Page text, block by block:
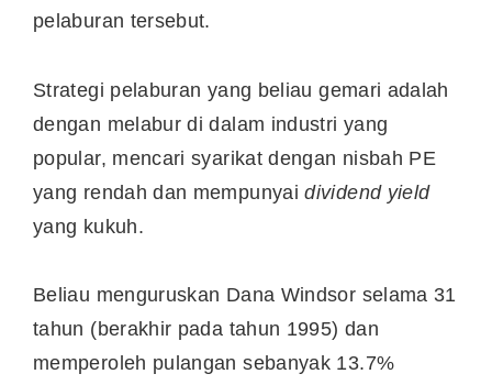
pelaburan tersebut.
Strategi pelaburan yang beliau gemari adalah
dengan melabur di dalam industri yang
popular, mencari syarikat dengan nisbah PE
yang rendah dan mempunyaidividend yield
yang kukuh.
Beliau menguruskan Dana Windsor selama 31
tahun (berakhir pada tahun 1995) dan
memperoleh pulangan sebanyak 13.7%